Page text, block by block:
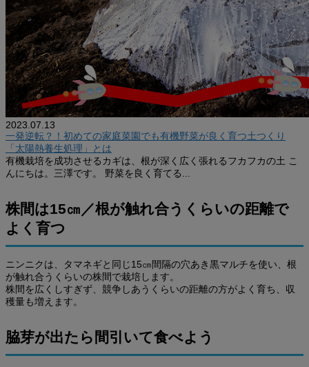
2023.07.13
一発逆転？！初めての家庭菜園でも有機野菜が良く育つ土つくり
「太陽熱養生処理」とは
有機栽培を成功させるカギは、根が深く広く張れるフカフカの土 こ
んにちは。三澤です。 野菜を良く育てる...
株間は15㎝／根が触れ合うくらいの距離で
よく育つ
ニンニクは、タマネギと同じ15㎝間隔の穴あき黒マルチを使い、根
が触れ合うくらいの株間で栽培します。
株間を広くしすぎず、競争しあうくらいの距離の方がよく育ち、収
穫量も増えます。
脇芽が出たら間引いて食べよう